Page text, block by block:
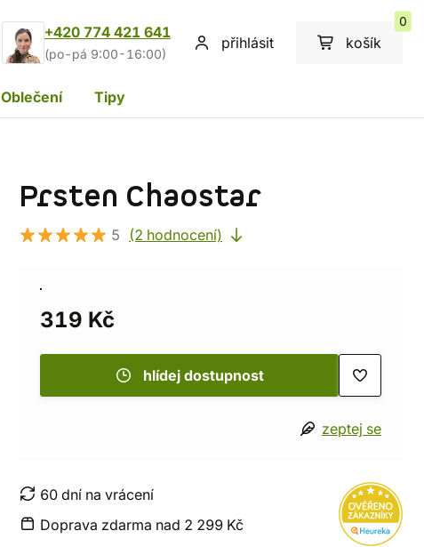
+420 774 421 641
(po-pá 9:00-16:00)
přihlásit košík
0
Oblečení Tipy
Prsten Chaostar
5 (2 hodnocení)
319 Kč
hlídej dostupnost
zeptej se
60 dní na vrácení
Doprava zdarma nad 2 299 Kč